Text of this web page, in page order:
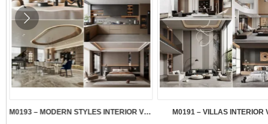
M0193 – MODERN STYLES INTERIOR VOL.5 M0191 – VILLAS INTERIOR